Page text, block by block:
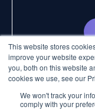
This website stores
improve your website
you, both on this website
cookies we use, see our
We won't track your
comply with your